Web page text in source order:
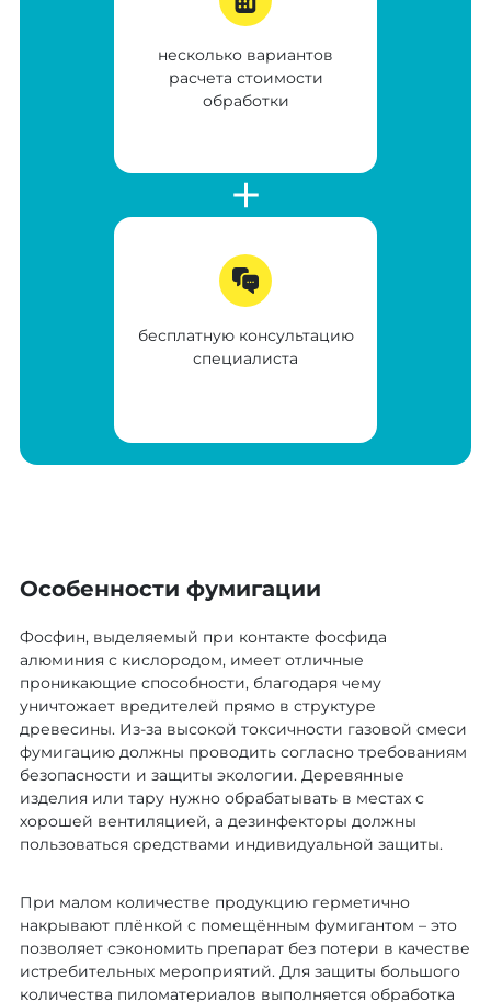
несколько вариантов
расчета стоимости
обработки
бесплатную консультацию
специалиста
Особенности фумигации
Фосфин, выделяемый при контакте фосфида
алюминия с кислородом, имеет отличные
проникающие способности, благодаря чему
уничтожает вредителей прямо в структуре
древесины. Из-за высокой токсичности газовой смеси
фумигацию должны проводить согласно требованиям
безопасности и защиты экологии. Деревянные
изделия или тару нужно обрабатывать в местах с
хорошей вентиляцией, а дезинфекторы должны
пользоваться средствами индивидуальной защиты.
При малом количестве продукцию герметично
накрывают плёнкой с помещённым фумигантом – это
позволяет сэкономить препарат без потери в качестве
истребительных мероприятий. Для защиты большого
количества пиломатериалов выполняется обработка